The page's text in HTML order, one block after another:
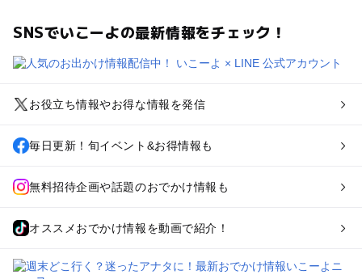
SNSでいこーよの最新情報をチェック！
お役立ち情報やお得な情報を発信
毎日更新！旬イベント&お得情報も
無料招待企画や話題のおでかけ情報も
オススメおでかけ情報を動画で紹介！